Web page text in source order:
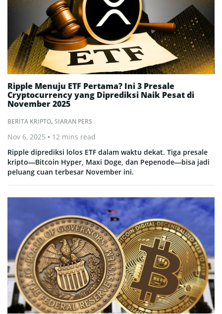
BERITA KRIPTO, SIARAN PERS
Ripple Menuju ETF Pertama? Ini 3 Presale
Cryptocurrency yang Diprediksi Naik Pesat di
November 2025
Nov 6, 2025 • 12 mins read
Ripple diprediksi lolos ETF dalam waktu dekat. Tiga presale
kripto—Bitcoin Hyper, Maxi Doge, dan Pepenode—bisa jadi
peluang cuan terbesar November ini.